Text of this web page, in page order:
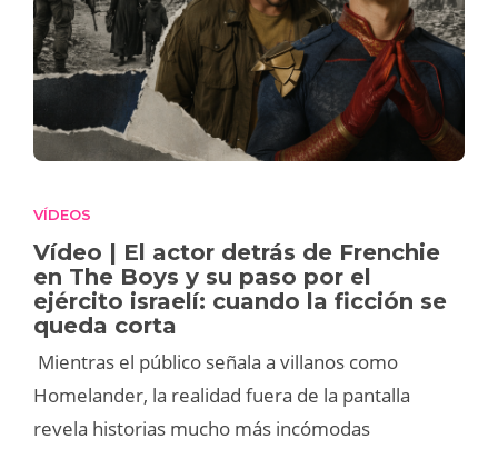
VÍDEOS
Vídeo | El actor detrás de Frenchie
en The Boys y su paso por el
ejército israelí: cuando la ficción se
queda corta
Mientras el público señala a villanos como
Homelander, la realidad fuera de la pantalla
revela historias mucho más incómodas